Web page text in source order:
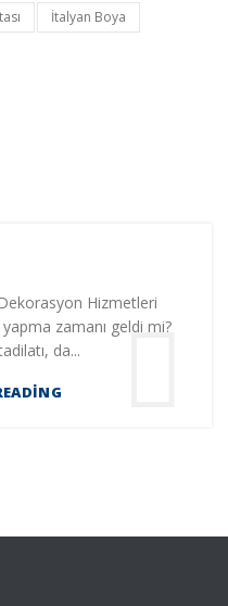
İtalyan Boya
Hizmetleri
zamanı geldi mi?
da...